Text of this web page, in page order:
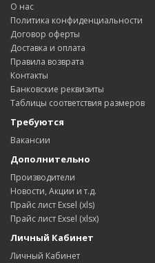
О нас
Политика конфиденциальности
Договор оферты
Доставка и оплата
Правила возврата
Контакты
Банковские реквизиты
Таблицы соответствия размеров
Требуются
Вакансии
Дополнительно
Производители
Новости, Акции и т.д.
Прайс лист Exsel (xls)
Прайс лист Exsel (xlsx)
Личный Кабинет
Личный Кабинет